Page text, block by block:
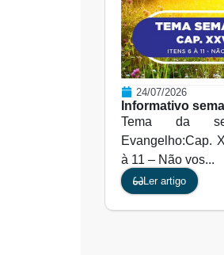
24/07/2026
Informativo
Tema da
Evangelho:Cap.
à 11 – Não vos...
Ler artigo